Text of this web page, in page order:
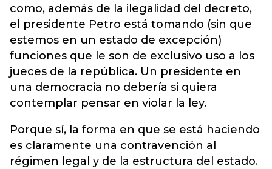
como, además de la ilegalidad del decreto,
el presidente Petro está tomando (sin que
estemos en un estado de excepción)
funciones que le son de exclusivo uso a los
jueces de la república. Un presidente en
una democracia no debería si quiera
contemplar pensar en violar la ley.
Porque sí, la forma en que se está haciendo
es claramente una contravención al
régimen legal y de la estructura del estado.